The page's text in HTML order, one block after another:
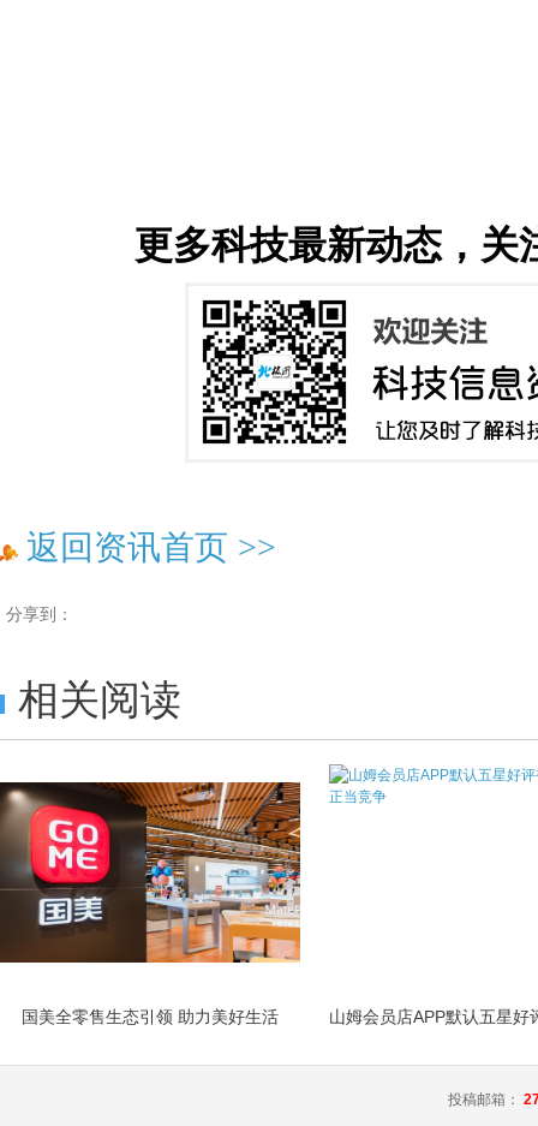
更多科技最新动态，关
返回资讯首页 >>
分享到：
相关阅读
国美全零售生态引领 助力美好生活
投稿邮箱：